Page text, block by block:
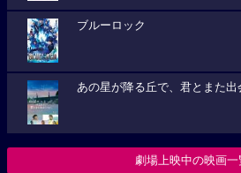
ブルーロック
あの星が降る丘で、君とまた出
劇場上映中の映画一